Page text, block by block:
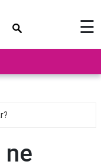
☰
ne